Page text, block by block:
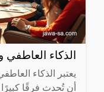
الذكاء
يعتبر الذكاء
أن تُحدث فرقًا